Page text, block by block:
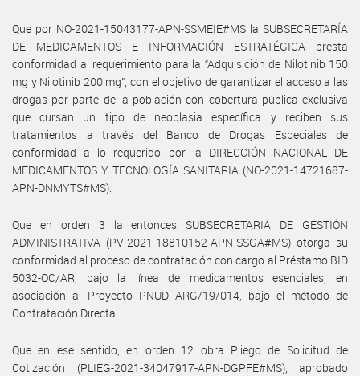
Que por NO-2021-15043177-APN-SSMEIE#MS la SUBSECRETARÍA
DE MEDICAMENTOS E INFORMACIÓN ESTRATÉGICA presta
conformidad al requerimiento para la “Adquisición de Nilotinib 150
mg y Nilotinib 200 mg”, con el objetivo de garantizar el acceso a las
drogas por parte de la población con cobertura pública exclusiva
que cursan un tipo de neoplasia específica y reciben sus
tratamientos a través del Banco de Drogas Especiales de
conformidad a lo requerido por la DIRECCIÓN NACIONAL DE
MEDICAMENTOS Y TECNOLOGÍA SANITARIA (NO-2021-14721687-
APN-DNMYTS#MS).
Que en orden 3 la entonces SUBSECRETARIA DE GESTIÓN
ADMINISTRATIVA (PV-2021-18810152-APN-SSGA#MS) otorga su
conformidad al proceso de contratación con cargo al Préstamo BID
5032-OC/AR, bajo la línea de medicamentos esenciales, en
asociación al Proyecto PNUD ARG/19/014, bajo el método de
Contratación Directa.
Que en ese sentido, en orden 12 obra Pliego de Solicitud de
Cotización (PLIEG-2021-34047917-APN-DGPFE#MS), aprobado